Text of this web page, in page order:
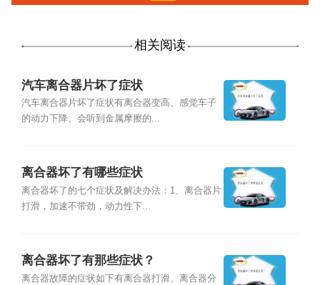
相关阅读
汽车离合器片坏了症状
汽车离合器片坏了症状有离合器变高、感觉车子
的动力下降、会听到金属摩擦的...
离合器坏了有哪些症状
离合器坏了的七个症状及解决办法：1、离合器片
打滑，加速不带劲，动力性下...
离合器坏了有那些症状？
离合器故障的症状如下有离合器打滑、离合器分